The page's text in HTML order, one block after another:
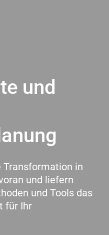
und
in
und liefern
und Tools das
für Ihr